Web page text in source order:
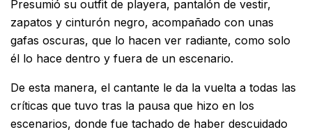
Presumió su outfit de playera, pantalón de vestir,
zapatos y cinturón negro, acompañado con unas
gafas oscuras, que lo hacen ver radiante, como solo
él lo hace dentro y fuera de un escenario.
De esta manera, el cantante le da la vuelta a todas las
críticas que tuvo tras la pausa que hizo en los
escenarios, donde fue tachado de haber descuidado